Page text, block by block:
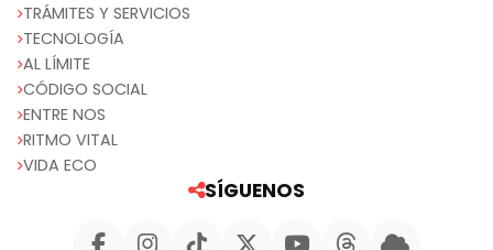
TRÁMITES Y SERVICIOS
TECNOLOGÍA
AL LÍMITE
CÓDIGO SOCIAL
ENTRE NOS
RITMO VITAL
VIDA ECO
SÍGUENOS